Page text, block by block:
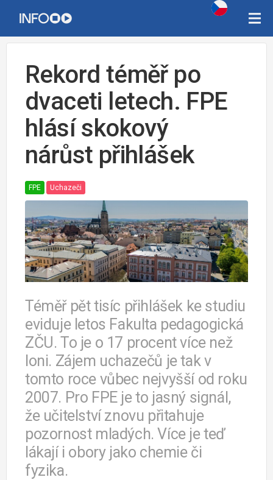
Rekord téměř po
dvaceti letech. FPE
hlásí skokový
nárůst přihlášek
FPE Uchazeči
Téměř pět tisíc přihlášek ke studiu
eviduje letos Fakulta pedagogická
ZČU. To je o 17 procent více než
loni. Zájem uchazečů je tak v
tomto roce vůbec nejvyšší od roku
2007. Pro FPE je to jasný signál,
že učitelství znovu přitahuje
pozornost mladých. Více je teď
lákají i obory jako chemie či
fyzika.